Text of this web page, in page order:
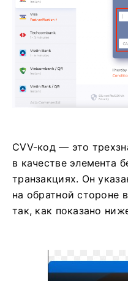
CVV-код — это
в качестве элемента
транзакциях. Он
на обратной стороне
так, как показано